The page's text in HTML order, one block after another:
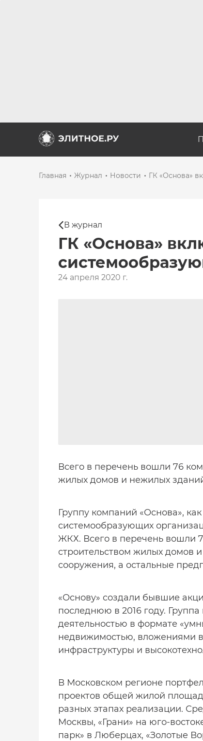
Главная Журнал Новости ГК «Основа»
В журнал
ГК «Основа»
24 апреля 2020 г.
Всего в перечень вошли 76
жилых домов и нежилых
Группу компаний «Основа»,
системообразующих
ЖКХ. Всего в перечень вошли
строительством жилых домов
сооружения, а остальные
«Основу» создали бывшие
последнюю в 2016 году.
деятельностью в формате
недвижимостью, вложениями
инфраструктуры и
В Московском регионе
проектов общей жилой
разных этапах реализации.
Москвы, «Грани» на юго-
парк» в Люберцах, «Золотые